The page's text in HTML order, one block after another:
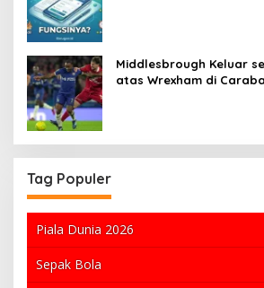
Middlesbrough Keluar
atas Wrexham di
Tag Populer
Piala Dunia 2026
Sepak Bola